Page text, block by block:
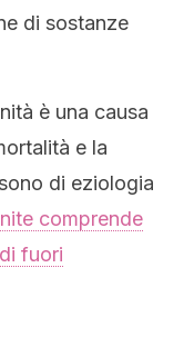
di sostanze
è una causa
e la
di eziologia
comprende
fuori